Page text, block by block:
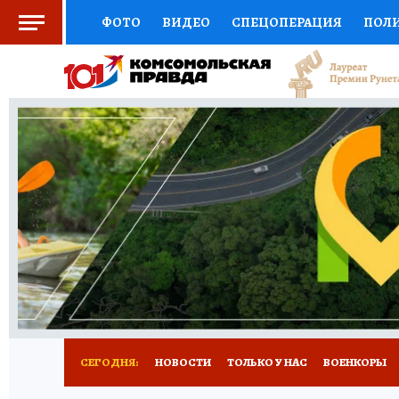
ФОТО ВИДЕО СПЕЦОПЕРАЦИЯ
СОЦПОДДЕРЖКА НАУКА СПОРТ
ВЫБОР ЭКСПЕРТОВ ДОКТОР
КНИЖНАЯ ПОЛКА ПРОГНОЗЫ НА СПОРТ
ПРЕСС-ЦЕНТР НЕДВИЖИМОСТЬ
РАДИО КП РЕКЛАМА ТЕСТЫ НОВОЕ
СЕГОДНЯ: НОВОСТИ ТОЛЬКО У НАС ВОЕНКОРЫ